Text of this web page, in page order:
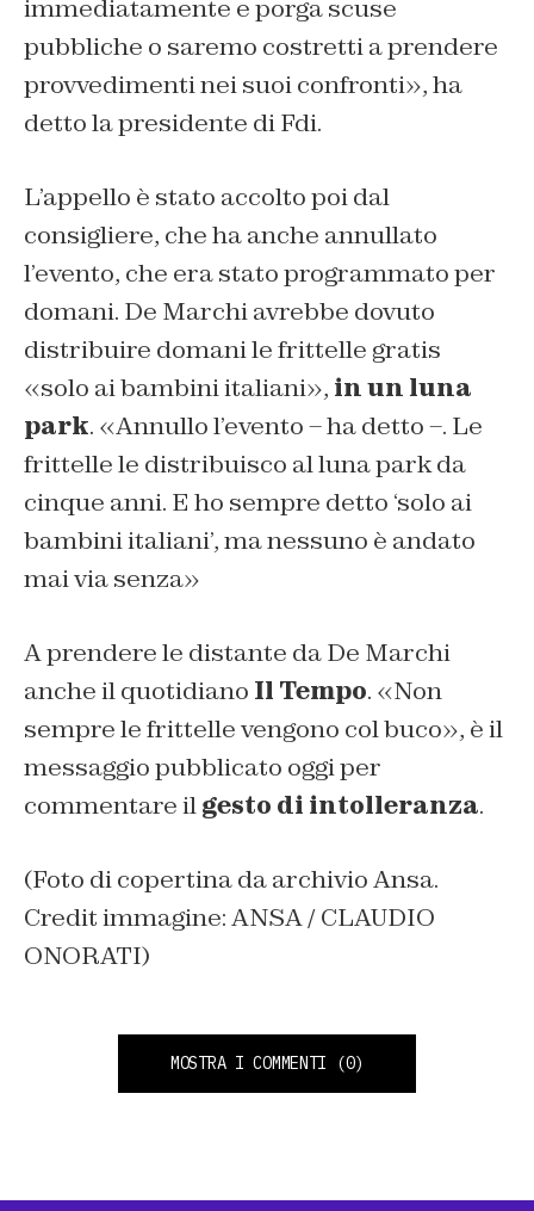
immediatamente e porga scuse
pubbliche o saremo costretti a prendere
provvedimenti nei suoi confronti», ha
detto la presidente di Fdi.
L’appello è stato accolto poi dal
consigliere, che ha anche annullato
l’evento, che era stato programmato per
domani. De Marchi avrebbe dovuto
distribuire domani le frittelle gratis
«solo ai bambini italiani», in un luna
park. «Annullo l’evento – ha detto –. Le
frittelle le distribuisco al luna park da
cinque anni. E ho sempre detto ‘solo ai
bambini italiani’, ma nessuno è andato
mai via senza»
A prendere le distante da De Marchi
anche il quotidiano Il Tempo. «Non
sempre le frittelle vengono col buco», è il
messaggio pubblicato oggi per
commentare ilgesto di intolleranza.
(Foto di copertina da archivio Ansa.
Credit immagine: ANSA / CLAUDIO
ONORATI)
MOSTRA I COMMENTI (0)